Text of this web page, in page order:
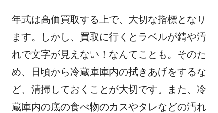
年式は高価買取する上で、大切な指標となり
ます。しかし、買取に行くとラベルが錆や汚
れで文字が見えない！なんてことも。そのた
め、日頃から冷蔵庫庫内の拭きあげをするな
ど、清掃しておくことが大切です。また、冷
蔵庫内の底の食べ物のカスやタレなどの汚れ